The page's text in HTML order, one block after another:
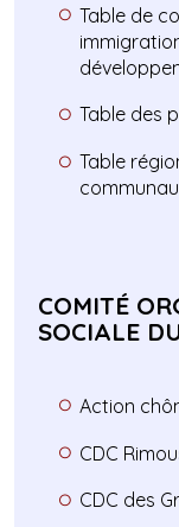
Table de
Table des
Table
COMITÉ
SOCIALE
Action
CDC
CDC des